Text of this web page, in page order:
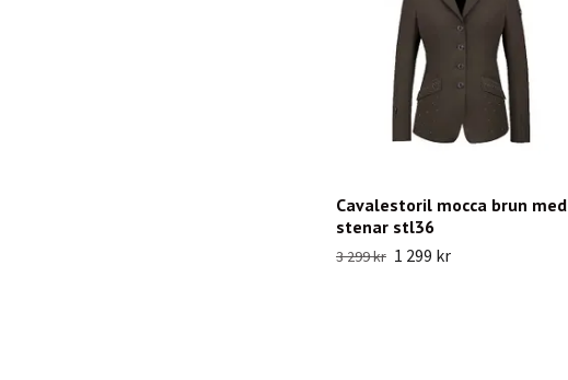
Cavalestoril mocca brun med
stenar stl36
3 299 kr 1 299 kr